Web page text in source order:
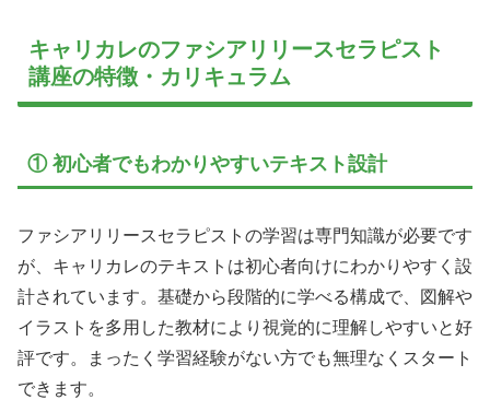
キャリカレのファシアリリースセラピスト
講座の特徴・カリキュラム
① 初心者でもわかりやすいテキスト設計
ファシアリリースセラピストの学習は専門知識が必要です
が、キャリカレのテキストは初心者向けにわかりやすく設
計されています。基礎から段階的に学べる構成で、図解や
イラストを多用した教材により視覚的に理解しやすいと好
評です。まったく学習経験がない方でも無理なくスタート
できます。